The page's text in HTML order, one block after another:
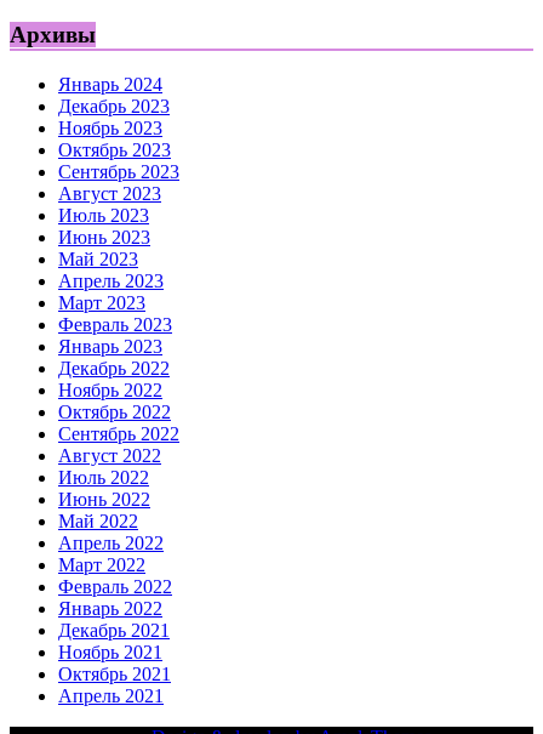
Архивы
Январь 2024
Декабрь 2023
Ноябрь 2023
Октябрь 2023
Сентябрь 2023
Август 2023
Июль 2023
Июнь 2023
Май 2023
Апрель 2023
Март 2023
Февраль 2023
Январь 2023
Декабрь 2022
Ноябрь 2022
Октябрь 2022
Сентябрь 2022
Август 2022
Июль 2022
Июнь 2022
Май 2022
Апрель 2022
Март 2022
Февраль 2022
Январь 2022
Декабрь 2021
Ноябрь 2021
Октябрь 2021
Апрель 2021